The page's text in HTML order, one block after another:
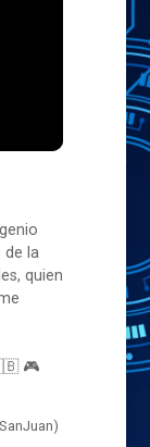
de la
quien
🎮